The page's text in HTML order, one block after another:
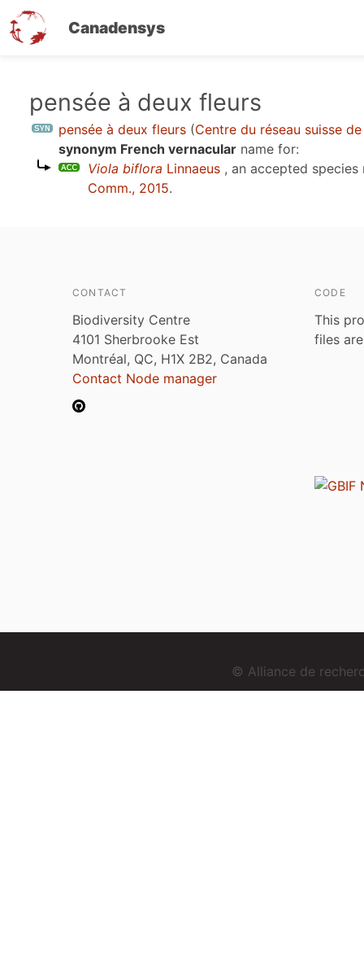
Canadensys
pensée à deux fleurs
pensée à deux fleurs (Centre du réseau suisse
synonym French vernacular name for:
Viola biflora Linnaeus , an accepted species
Comm., 2015.
CONTACT
Biodiversity Centre
4101 Sherbrooke Est
Montréal, QC, H1X 2B2, Canada
Contact Node manager
CODE
This
files
© Alliance de